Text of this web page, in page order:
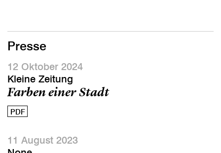
Presse
12 Oktober 2024
Kleine Zeitung
Farben einer Stadt
PDF
11 August 2023